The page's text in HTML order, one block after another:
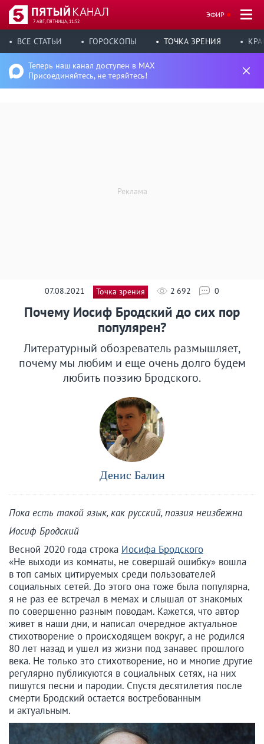
7 АВГ, ПЯТНИЦА, 11:52
ЭФИР
ВСЕ СТАТЬИ ГОРОСКОПЫ ТОЧКА ЗРЕНИЯ
Теперь наш канал доступен в MAX
Присоединяйтесь, не теряйтесь!
07.08.2021 Точка зрения 2 692 0
Почему Иосиф Бродский до сих пор
популярен?
Литературный обозреватель размышляет,
почему мы любим и еще очень долго будем
любить поэзию Бродского.
Денис Балин
Пока есть такой язык, как русский, поэзия неизбежна
Иосиф Бродский
Весной 2020 года строка Иосифа Бродского
«Не выходи из комнаты, не совершай ошибку» вошла
в топ самых цитируемых среди пользователей
социальных сетей. До этого она тоже была популярна,
я не раз ее встречал в мемах и слышал от знакомых
по совершенно разным поводам. Кажется, что автор
живет в наши дни, и написал очередное актуальное
стихотворение о происходящем вокруг, а не родился
80 лет назад и ушел из жизни под занавес прошлого
века. Не только это стихотворение, но и многие другие
регулярно публикуются в социальных сетях, на них
пишутся песни и пародии. Спустя десятилетия после
смерти Бродский остается востребованным
и актуальным.